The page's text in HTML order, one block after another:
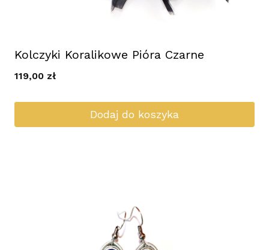
Kolczyki Koralikowe Pióra Czarne
119,00 zł
Dodaj do koszyka